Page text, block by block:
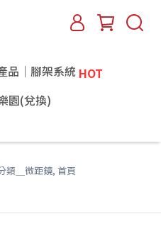
品｜腳架系統HOT
園(兌換)
類＿微距鏡, 首頁